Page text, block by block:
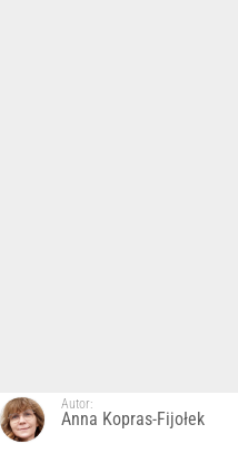
Autor:
Anna Kopras-Fijołek